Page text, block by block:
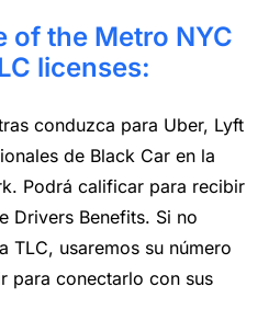
of the Metro NYC
licenses:
conduzca para Uber, Lyft
de Black Car en la
Podrá calificar para recibir
Drivers Benefits. Si no
TLC, usaremos su número
para conectarlo con sus